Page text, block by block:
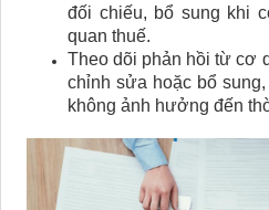
đối chiếu, bổ sung khi
quan thuế.
Theo dõi phản hồi từ cơ
chỉnh sửa hoặc bổ
không ảnh hưởng đến